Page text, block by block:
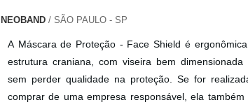
NEOBAND/ SÃO PAULO - SP
A Máscara de Proteção - Face Shield é
estrutura craniana, com viseira bem
sem perder qualidade na proteção. Se for
comprar de uma empresa responsável, ela